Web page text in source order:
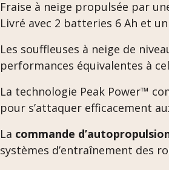
Fraise à neige propulsée par
Livré avec 2 batteries 6 Ah et
Les souffleuses à neige de
performances équivalentes à
La technologie Peak Power™
pour s’attaquer efficacement
La commande
systèmes d’entraînement des